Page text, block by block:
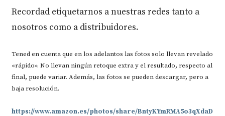
Recordad etiquetarnos a nuestras redes tanto a
nosotros como a distribuidores.
Tened en cuenta que en los adelantos las fotos solo llevan revelado
«rápido». No llevan ningún retoque extra y el resultado, respecto al
final, puede variar. Además, las fotos se pueden descargar, pero a
baja resolución.
https://www.amazon.es/photos/share/BntyKYmRMA5o3qXdaD